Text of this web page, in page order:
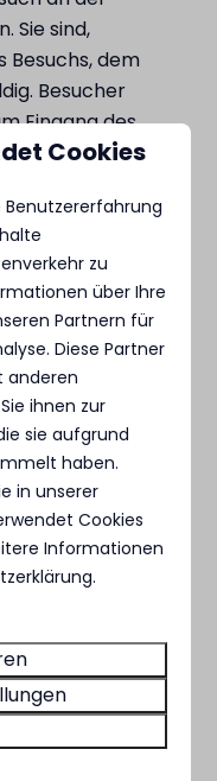
Sie sind,
Besuchs, dem
Besucher
Eingang des
als Gast für das
Containern am
des
finden Sie
Papier, Plastik
bevor Sie ihn
gestattet,
auf den
am
Nähe des
dafür
an der Seite
Cookies
Benutzererfahrung
zu
über Ihre
Partnern für
Diese Partner
anderen
ihnen zur
sie aufgrund
haben.
in unserer
Cookies
Informationen